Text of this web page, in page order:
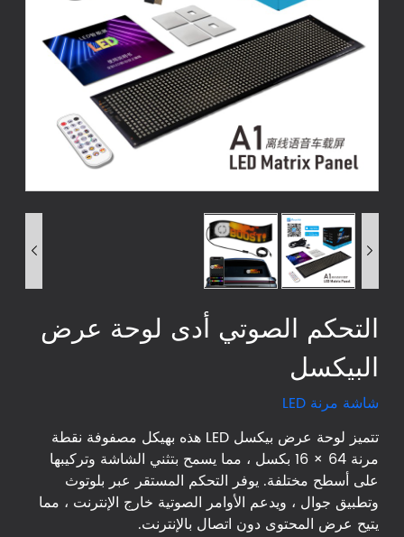
 
التحكم الصوتي أدى لوحة عرض
البيكسل
شاشة مرنة LED
تتميز لوحة عرض بيكسل LED هذه بهيكل مصفوفة نقطة
مرنة 64 × 16 بكسل ، مما يسمح بتثني الشاشة وتركيبها
على أسطح مختلفة. يوفر التحكم المستقر عبر بلوتوث
وتطبيق جوال ، ويدعم الأوامر الصوتية خارج الإنترنت ، مما
يتيح عرض المحتوى دون اتصال بالإنترنت.